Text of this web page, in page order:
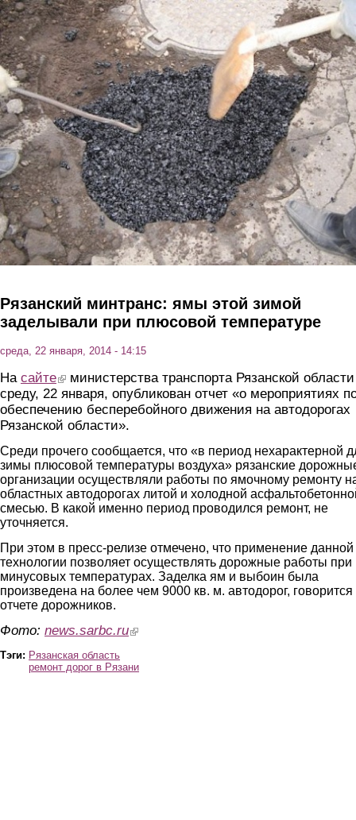
Перейти к основному содержанию
Рязанский минтранс: ямы этой зимой
заделывали при плюсовой температуре
среда, 22 января, 2014 - 14:15
На сайте(link is external)
министерства транспорта Рязанской
среду, 22 января, опубликован отчет «о мероприятиях
обеспечению бесперебойного движения на автодорогах
Рязанской области».
Среди прочего сообщается, что «в период нехарактерной
зимы плюсовой температуры воздуха» рязанские
организации осуществляли работы по ямочному ремонту
областных автодорогах литой и холодной
смесью. В какой именно период проводился ремонт, не
уточняется.
При этом в пресс-релизе отмечено, что применение данной
технологии позволяет осуществлять дорожные работы при
минусовых температурах. Заделка ям и выбоин была
произведена на более чем 9000 кв. м. автодорог, говорится
отчете дорожников.
Фото: news.sarbc.ru(link is external)
Тэги: Рязанская область
ремонт дорог в Рязани